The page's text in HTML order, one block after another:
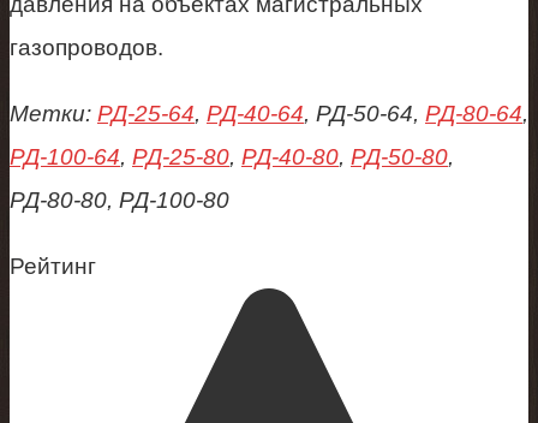
газопроводов.
Метки: РД-25-64, РД-40-64, РД-50-64, РД-80-64,
РД-100-64, РД-25-80, РД-40-80, РД-50-80,
РД-80-80, РД-100-80
Рейтинг